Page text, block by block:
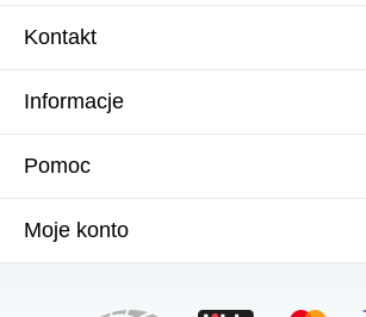
Kontakt
Informacje
Pomoc
Moje konto